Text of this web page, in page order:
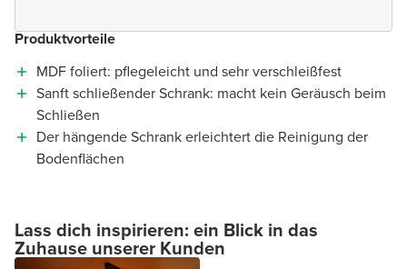
Produktvorteile
MDF foliert: pflegeleicht und sehr verschleißfest
Sanft schließender Schrank: macht kein Geräusch beim
Schließen
Der hängende Schrank erleichtert die Reinigung der
Bodenflächen
Lass dich inspirieren: ein Blick in das
Zuhause unserer Kunden